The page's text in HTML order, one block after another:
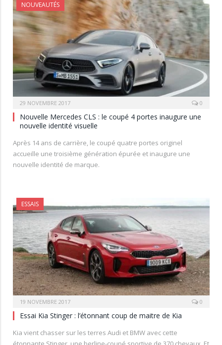
NOUVEAUTÉS
29 NOVEMBRE 2017 0
Nouvelle Mercedes CLS : le coupé 4 portes inaugure une
nouvelle identité visuelle
Après 14 ans de carrière, le coupé quatre portes originel
accueille une troisième génération épurée et inaugure une
nouvelle identité de marque.
ESSAIS
19 NOVEMBRE 2017 0
Essai Kia Stinger : l’étonnant coup de maitre de Kia
Kia vient chasser sur les terres Audi et BMW avec cette